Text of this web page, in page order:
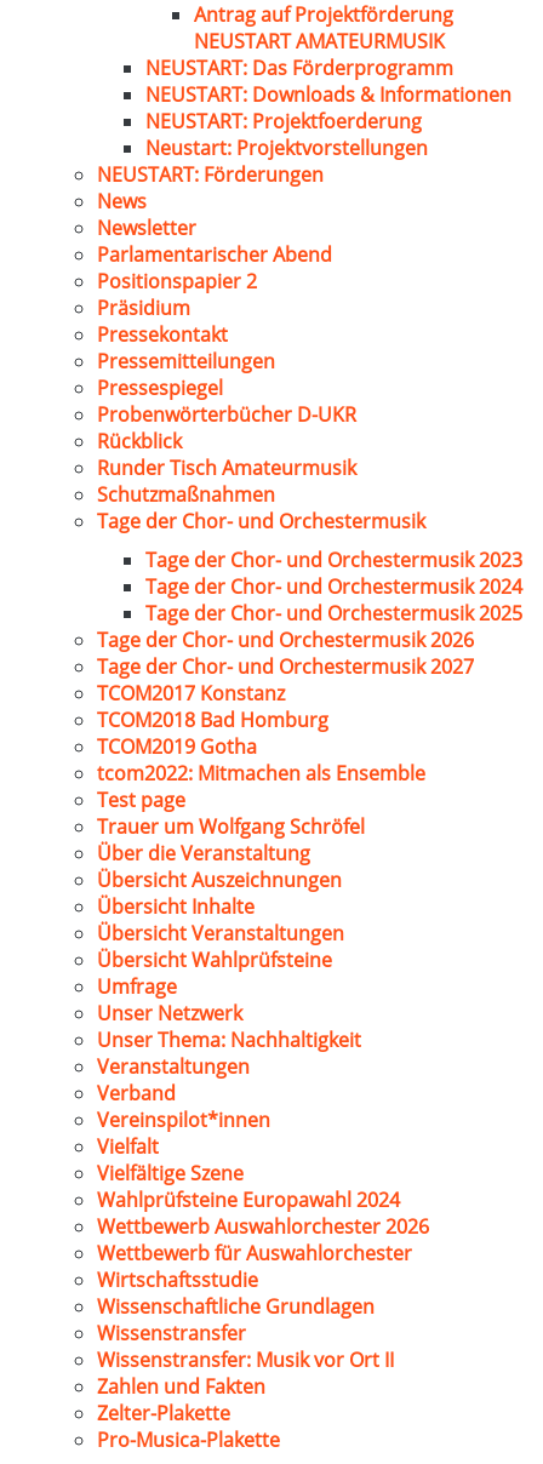
Antrag auf Projektförderung
NEUSTART AMATEURMUSIK
NEUSTART: Das Förderprogramm
NEUSTART: Downloads & Informationen
NEUSTART: Projektfoerderung
Neustart: Projektvorstellungen
NEUSTART: Förderungen
News
Newsletter
Parlamentarischer Abend
Positionspapier 2
Präsidium
Pressekontakt
Pressemitteilungen
Pressespiegel
Probenwörterbücher D-UKR
Rückblick
Runder Tisch Amateurmusik
Schutzmaßnahmen
Tage der Chor- und Orchestermusik
Tage der Chor- und Orchestermusik 2023
Tage der Chor- und Orchestermusik 2024
Tage der Chor- und Orchestermusik 2025
Tage der Chor- und Orchestermusik 2026
Tage der Chor- und Orchestermusik 2027
TCOM2017 Konstanz
TCOM2018 Bad Homburg
TCOM2019 Gotha
tcom2022: Mitmachen als Ensemble
Test page
Trauer um Wolfgang Schröfel
Über die Veranstaltung
Übersicht Auszeichnungen
Übersicht Inhalte
Übersicht Veranstaltungen
Übersicht Wahlprüfsteine
Umfrage
Unser Netzwerk
Unser Thema: Nachhaltigkeit
Veranstaltungen
Verband
Vereinspilot*innen
Vielfalt
Vielfältige Szene
Wahlprüfsteine Europawahl 2024
Wettbewerb Auswahlorchester 2026
Wettbewerb für Auswahlorchester
Wirtschaftsstudie
Wissenschaftliche Grundlagen
Wissenstransfer
Wissenstransfer: Musik vor Ort II
Zahlen und Fakten
Zelter-Plakette
Pro-Musica-Plakette